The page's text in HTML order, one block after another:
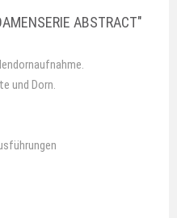
ABSTRACT"
und Dorn.